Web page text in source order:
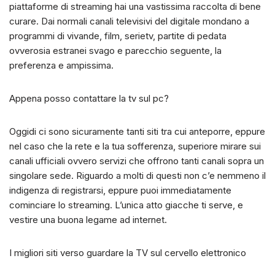
piattaforme di streaming hai una vastissima raccolta di bene
curare. Dai normali canali televisivi del digitale mondano a
programmi di vivande, film, serietv, partite di pedata
ovverosia estranei svago e parecchio seguente, la
preferenza e ampissima.
Appena posso contattare la tv sul pc?
Oggidi ci sono sicuramente tanti siti tra cui anteporre, eppure
nel caso che la rete e la tua sofferenza, superiore mirare sui
canali ufficiali ovvero servizi che offrono tanti canali sopra un
singolare sede. Riguardo a molti di questi non c’e nemmeno il
indigenza di registrarsi, eppure puoi immediatamente
cominciare lo streaming. L’unica atto giacche ti serve, e
vestire una buona legame ad internet.
I migliori siti verso guardare la TV sul cervello elettronico